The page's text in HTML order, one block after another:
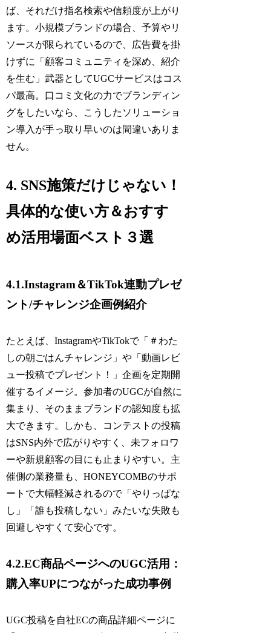
ば、それだけ指名検索や信頼度が上がり
ます。小規模ブランドの場合、予算やリ
ソースが限られているので、広告費を掛
けずに「顧客コミュニティを深め、紹介
を生む」武器としてUGCサービスはコス
パ最高。口コミ文化の力でブランディン
グをしたいなら、こうしたソリューショ
ン導入が手っ取り早いのは間違いありま
せん。
4. SNS施策だけじゃない！
具体的な使い方＆おすす
め活用場面ベスト３選
4.1.Instagram＆TikTok連動プレゼ
ント/チャレンジ企画例紹介
たとえば、InstagramやTikTokで「＃わた
しの朝ごはんチャレンジ」や「動画レビ
ュー投稿でプレゼント！」企画を定期開
催するイメージ。参加者のUGCが自然に
集まり、そのままブランドの認知度も拡
大できます。しかも、コンテストの投稿
はSNS内外で広がりやすく、未フォロワ
ーや新規顧客の目にも止まりやすい。主
催側の業務量も、HONEYCOMBのサポ
ートで大幅軽減されるので「やりっぱな
し」「誰も投稿しない」みたいな失敗も
回避しやすくて安心です。
4.2.EC商品ページへのUGC活用：
購入率UPにつながった成功事例
UGC投稿を自社ECの商品詳細ページに